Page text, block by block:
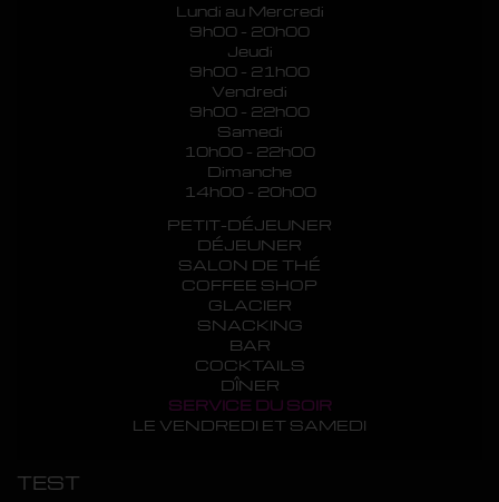
Lundi au Mercredi
9h00 - 20h00
Jeudi
9h00 - 21h00
Vendredi
9h00 - 22h00
Samedi
10h00 - 22h00
Dimanche
14h00 - 20h00
PETIT-DÉJEUNER
DÉJEUNER
SALON DE THÉ
COFFEE SHOP
GLACIER
SNACKING
BAR
COCKTAILS
DÎNER
SERVICE DU SOIR
LE VENDREDI ET SAMEDI
TEST